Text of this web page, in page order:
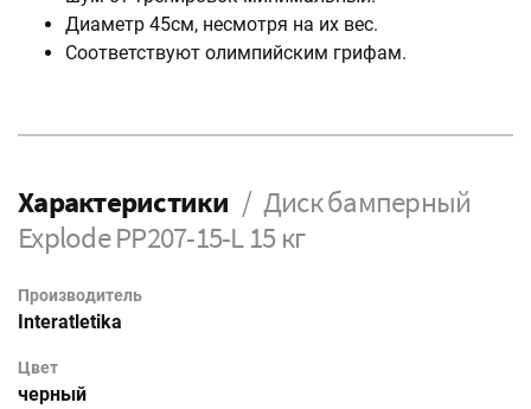
Диаметр 45см, несмотря на их вес.
Соответствуют олимпийским грифам.
Характеристики
Диск бамперный
Explode PP207-15-L 15 кг
Производитель
Interatletika
Цвет
черный